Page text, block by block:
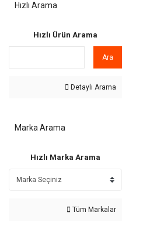
Hızlı Arama
Hızlı Ürün Arama
Ara
Detaylı Arama
Marka Arama
Hızlı Marka Arama
Tüm Markalar